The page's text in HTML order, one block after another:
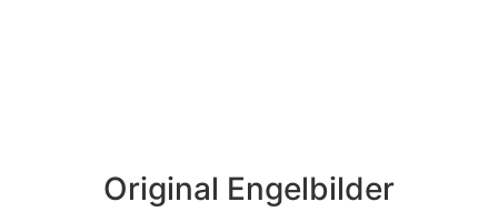
Original Engelbilder